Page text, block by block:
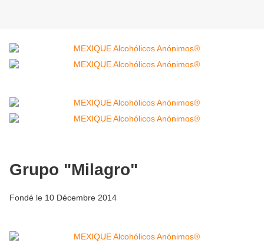
Grupo "Milagro"
Fondé le 10 Décembre 2014